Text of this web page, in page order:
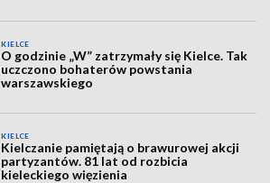
KIELCE
O godzinie „W” zatrzymały się Kielce. Tak
uczczono bohaterów powstania
warszawskiego
KIELCE
Kielczanie pamiętają o brawurowej akcji
partyzantów. 81 lat od rozbicia
kieleckiego więzienia